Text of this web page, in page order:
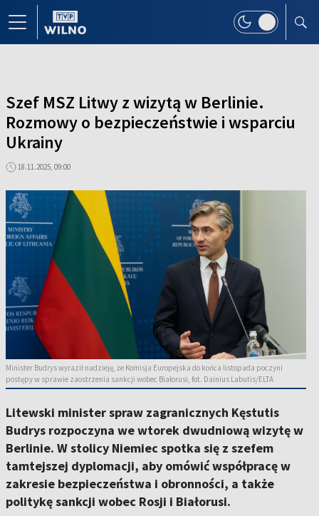
Szef MSZ Litwy z wizytą w Berlinie.
Rozmowy o bezpieczeństwie i wsparciu
Ukrainy
18.11.2025, 09:00
Minister Budrys wyraził nadzieję, że Komisja Europejska do końca listopada poczyni
postępy w sprawie zaostrzenia sankcji wobec Białorusi, fot. Dainius Labutis/ELTA
Litewski minister spraw zagranicznych Kęstutis
Budrys rozpoczyna we wtorek dwudniową wizytę w
Berlinie. W stolicy Niemiec spotka się z szefem
tamtejszej dyplomacji, aby omówić współpracę w
zakresie bezpieczeństwa i obronności, a także
politykę sankcji wobec Rosji i Białorusi.